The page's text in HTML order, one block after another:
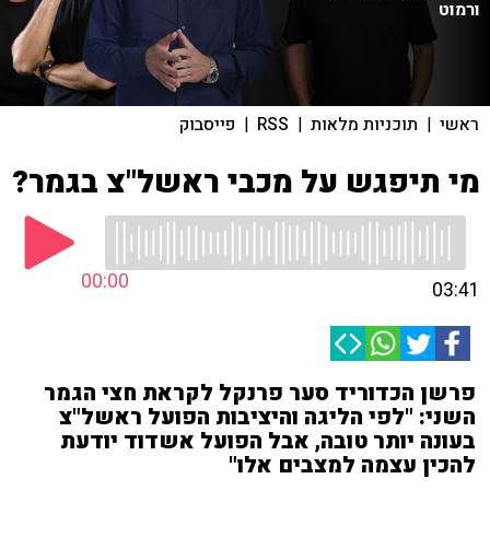
ורמוט
ראשי | תוכניות מלאות |
RSS
| פייסבוק
מי תיפגש על מכבי ראשל"צ בגמר?
00:00 03:41
פרשן הכדוריד סער פרנקל לקראת חצי הגמר
השני: "לפי הליגה והיציבות הפועל ראשל"צ
בעונה יותר טובה, אבל הפועל אשדוד יודעת
להכין עצמה למצבים אלו"